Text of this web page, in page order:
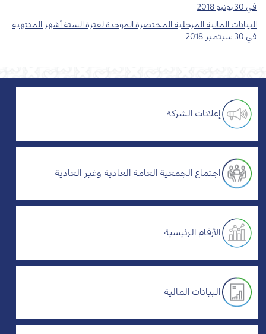
في 30 يونيو 2018
البيانات المالية المرحلية المختصرة الموحدة لفثرة الستة أشهر المنتهية
في 30 سبتمبر 2018
إعلانات الشركة
اجتماع الجمعية العامة العادية وغير العادية
الأرقام الرئيسية
البيانات المالية